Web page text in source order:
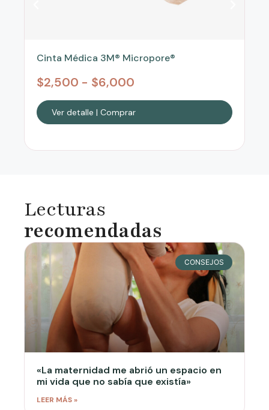
Cinta Médica 3M® Micropore®
$2,500 - $6,000
Ver detalle | Comprar
Lecturas
recomendadas
CONSEJOS
«La maternidad me abrió un espacio en
mi vida que no sabía que existía»
LEER MÁS »